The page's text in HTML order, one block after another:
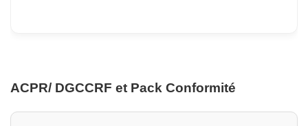
ACPR/ DGCCRF et Pack Conformité